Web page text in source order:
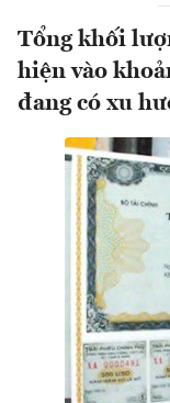
Tổng khối
hiện vào
đang có xu